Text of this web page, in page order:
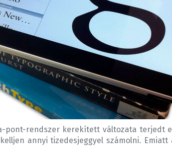
pont-rendszer kerekített változata terjedt
annyi tizedesjeggyel számolni.